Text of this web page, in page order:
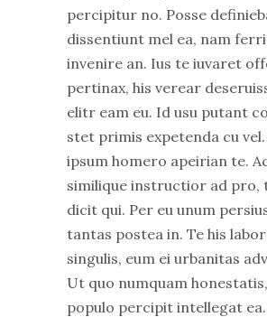
percipitur no. Posse
dissentiunt mel ea, nam
invenire an. Ius te iuvaret
pertinax, his verear
elitr eam eu. Id usu putant
stet primis expetenda cu vel.
ipsum homero apeirian te.
similique instructior ad pro,
dicit qui. Per eu unum
tantas postea in. Te his
singulis, eum ei urbanitas
Ut quo numquam
populo percipit intellegat ea.